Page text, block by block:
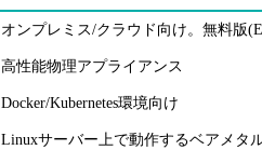
オンプレミス/クラウド向け。無料版
高性能物理アプライアンス
Docker/Kubernetes環境向け
Linuxサーバー上で動作するベアメタ